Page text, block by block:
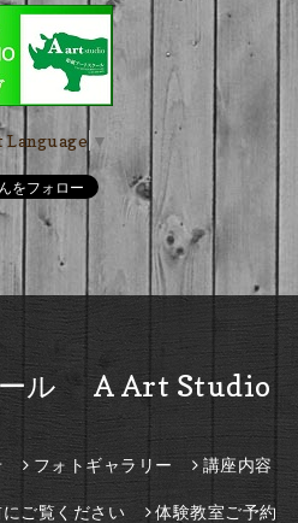
Language ▼
ール A Art Studio
フォトギャラリー 講座内容
ご覧ください 体験教室ご予約